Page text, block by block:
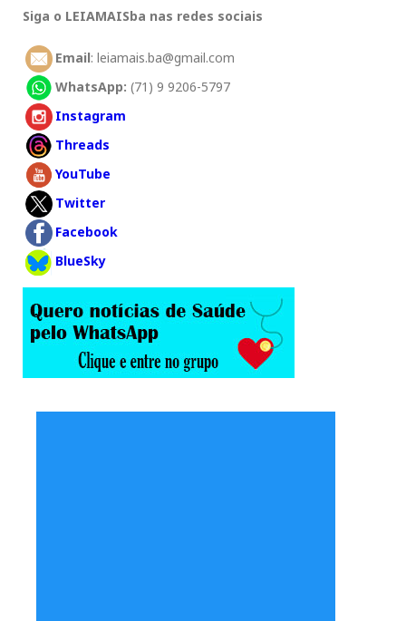
Siga o LEIAMAISba nas redes sociais
Email: leiamais.ba@gmail.com
WhatsApp: (71) 9 9206-5797
Instagram
Threads
YouTube
Twitter
Facebook
BlueSky